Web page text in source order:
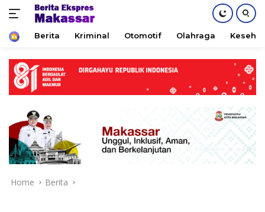
content
HomeBerita Kriminal Otomotif Olahraga
Home Berita